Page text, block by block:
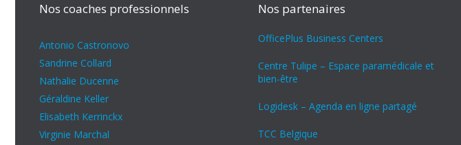
Nos coaches professionnels
Antonio Castronovo
Sandrine Collard
Nathalie Ducenne
Géraldine Keller
Elisabeth Kerrinckx
Virginie Marchal
Nos partenaires
OfficePlus Business Centers
Centre Tulipe – Espace paramédicale et
bien-être
Logidesk – Agenda en ligne partagé
TCC Belgique